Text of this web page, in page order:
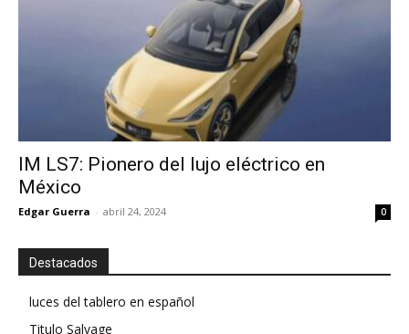
IM LS7: Pionero del lujo eléctrico en
México
Edgar Guerra - abril 24, 2024 0
Destacados
luces del tablero en español
Titulo Salvage